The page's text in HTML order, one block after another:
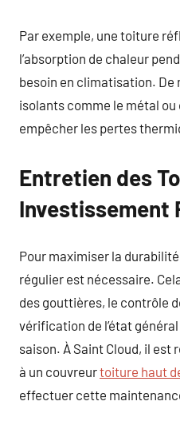
Par exemple, une toiture
l’absorption de chaleur
besoin en climatisation. De
isolants comme le métal
empêcher les pertes
Entretien des
Investissement
Pour maximiser la
régulier est nécessaire.
des gouttières, le contrôle
vérification de l’état
saison. À Saint Cloud, il est
à un couvreurtoiture haut
effectuer cette